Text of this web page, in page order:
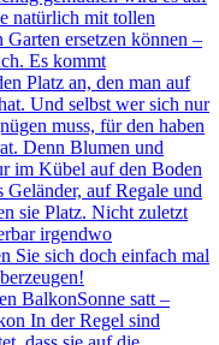
natürlich mit tollen
ersetzen können –
Es kommt
Platz an, den man auf
Und selbst wer sich nur
muss, für den haben
Denn Blumen und
im Kübel auf den Boden
Geländer, auf Regale und
sie Platz. Nicht zuletzt
irgendwo
Sie sich doch einfach mal
BalkonSonne satt –
In der Regel sind